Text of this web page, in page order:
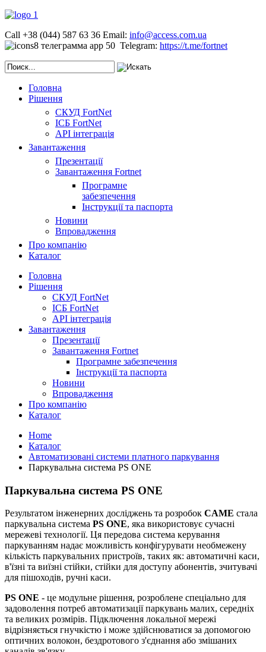
Call +38 (044) 587 63 36 Email: info@access.com.ua
Telegram: https://t.me/fortnet
Головна
Рішення
СКУД FortNet
ІСБ FortNet
API інтеграція
Завантаження
Презентації
Завантаження Fortnet
Програмне
забезпечення
Інструкції та паспорта
Новини
Впровадження
Про компанію
Каталог
Головна
Рішення
СКУД FortNet
ІСБ FortNet
API інтеграція
Завантаження
Презентації
Завантаження Fortnet
Програмне забезпечення
Інструкції та паспорта
Новини
Впровадження
Про компанію
Каталог
Home
Каталог
Автоматизовані системи платного паркування
Паркувальна система PS ONE
Паркувальна система PS ONE
Результатом інженерних досліджень та розробок CAME стала
паркувальна система PS ONE, яка використовує сучасні
мережеві технології. Ця передова система керування
паркуванням надає можливість конфігурувати необмежену
кількість паркувальних пристроїв, таких як: автоматичні каси,
в'їзні та виїзні стійки, стійки для доступу абонентів, зчитувачі
для пішоходів, ручні каси.
PS ONE - це модульне рішення, розроблене спеціально для
задоволення потреб автоматизації паркувань малих, середніх
та великих розмірів. Підключення локальної мережі
відрізняється гнучкістю і може здійснюватися за допомогою
оптичних волокон, бездротового з'єднання або змішаних